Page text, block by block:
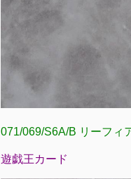
071/069/S6A/B リーフィ
遊戯王カード